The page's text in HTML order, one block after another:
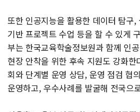
또한 인공지능을 활용한 데이터 탐구,
기반 프로젝트 수업 등을 할 수 있게
부는 한국교육학술정보원과 함께 인
현장 안착을 위한 후속 지원도 강화한
회와 단계별 운영 상담, 운영 점검 협
운영하고, 우수사례를 발굴해 전국으